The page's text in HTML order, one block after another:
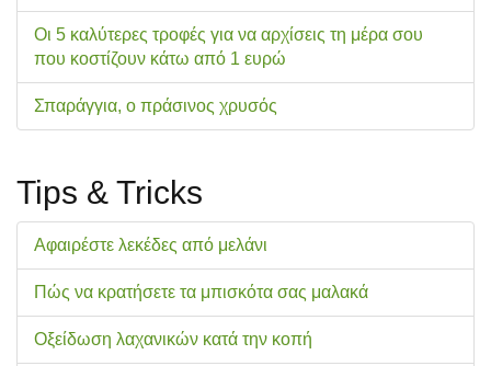
Οι 5 καλύτερες τροφές για να αρχίσεις τη μέρα σου
που κοστίζουν κάτω από 1 ευρώ
Σπαράγγια, ο πράσινος χρυσός
Tips & Tricks
Αφαιρέστε λεκέδες από μελάνι
Πώς να κρατήσετε τα μπισκότα σας μαλακά
Οξείδωση λαχανικών κατά την κοπή